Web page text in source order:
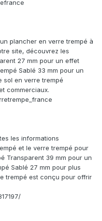
plancher en verre trempé à
site, découvrez les
27 mm pour un effet
Sablé 33 mm pour un
sol en verre trempé
commerciaux.
les informations
et le verre trempé pour
Transparent 39 mm pour un
Sablé 27 mm pour plus
trempé est conçu pour offrir